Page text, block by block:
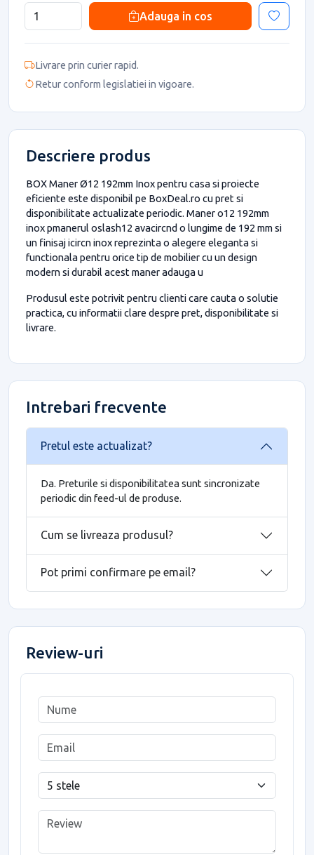
Adauga in cos
Livrare prin curier rapid.
Retur conform legislatiei in vigoare.
Descriere produs
BOX Maner Ø12 192mm Inox pentru casa si proiecte
eficiente este disponibil pe BoxDeal.ro cu pret si
disponibilitate actualizate periodic. Maner o12 192mm
inox pmanerul oslash12 avacircnd o lungime de 192 mm si
un finisaj icircn inox reprezinta o alegere eleganta si
functionala pentru orice tip de mobilier cu un design
modern si durabil acest maner adauga u
Produsul este potrivit pentru clienti care cauta o solutie
practica, cu informatii clare despre pret, disponibilitate si
livrare.
Intrebari frecvente
Pretul este actualizat?
Da. Preturile si disponibilitatea sunt sincronizate
periodic din feed-ul de produse.
Cum se livreaza produsul?
Pot primi confirmare pe email?
Review-uri